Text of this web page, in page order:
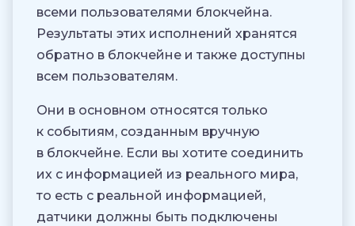
всеми пользователями блокчейна.
Результаты этих исполнений хранятся
обратно в блокчейне и также доступны
всем пользователям.
Они в основном относятся только
к событиям, созданным вручную
в блокчейне. Если вы хотите соединить
их с информацией из реального мира,
то есть с реальной информацией,
датчики должны быть подключены